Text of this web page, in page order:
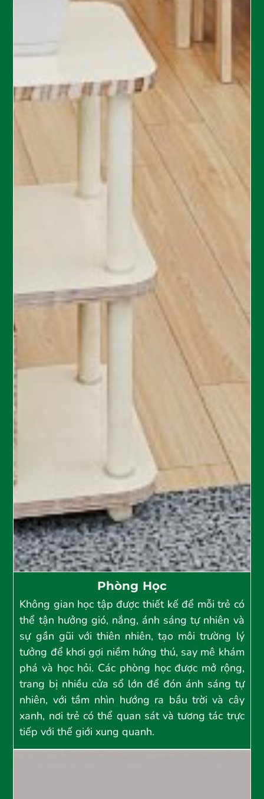
Phòng Học
Không gian học tập được thiết kế để mỗi trẻ có
thể tận hưởng gió, nắng, ánh sáng tự nhiên và
sự gần gũi với thiên nhiên, tạo môi trường lý
tưởng để khơi gợi niềm hứng thú, say mê khám
phá và học hỏi. Các phòng học được mở rộng,
trang bị nhiều cửa sổ lớn để đón ánh sáng tự
nhiên, với tầm nhìn hướng ra bầu trời và cây
xanh, nơi trẻ có thể quan sát và tương tác trực
tiếp với thế giới xung quanh.